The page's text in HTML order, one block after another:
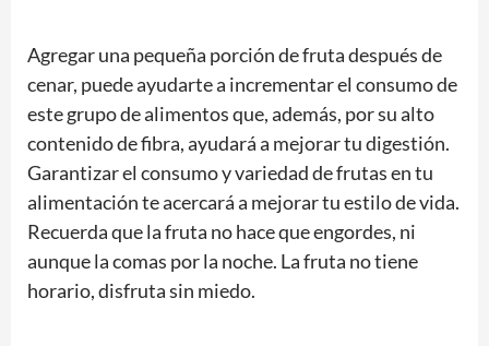
Agregar una pequeña porción de fruta después de
cenar, puede ayudarte a incrementar el consumo de
este grupo de alimentos que, además, por su alto
contenido de fibra, ayudará a mejorar tu digestión.
Garantizar el consumo y variedad de frutas en tu
alimentación te acercará a mejorar tu estilo de vida.
Recuerda que la fruta no hace que engordes, ni
aunque la comas por la noche. La fruta no tiene
horario, disfruta sin miedo.